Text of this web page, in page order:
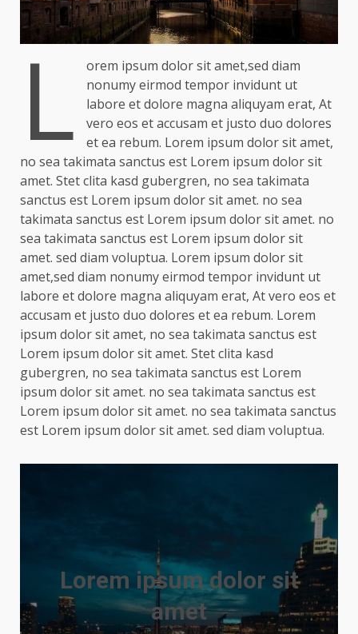
L
orem ipsum dolor sit amet,sed diam
nonumy eirmod tempor invidunt ut
labore et dolore magna aliquyam erat, At
vero eos et accusam et justo duo dolores
et ea rebum. Lorem ipsum dolor sit amet,
no sea takimata sanctus est Lorem ipsum dolor sit
amet. Stet clita kasd gubergren, no sea takimata
sanctus est Lorem ipsum dolor sit amet. no sea
takimata sanctus est Lorem ipsum dolor sit amet. no
sea takimata sanctus est Lorem ipsum dolor sit
amet. sed diam voluptua. Lorem ipsum dolor sit
amet,sed diam nonumy eirmod tempor invidunt ut
labore et dolore magna aliquyam erat, At vero eos et
accusam et justo duo dolores et ea rebum. Lorem
ipsum dolor sit amet, no sea takimata sanctus est
Lorem ipsum dolor sit amet. Stet clita kasd
gubergren, no sea takimata sanctus est Lorem
ipsum dolor sit amet. no sea takimata sanctus est
Lorem ipsum dolor sit amet. no sea takimata sanctus
est Lorem ipsum dolor sit amet. sed diam voluptua.
Lorem ipsum dolor sit
amet